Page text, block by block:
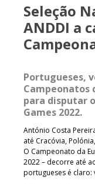
Seleção
ANDDI a
Portugueses,
Campeonatos
para disputar
Games 2022.
António Costa
até Cracóvia,
O Campeonato da
2022 – decorre até
portugueses é claro: